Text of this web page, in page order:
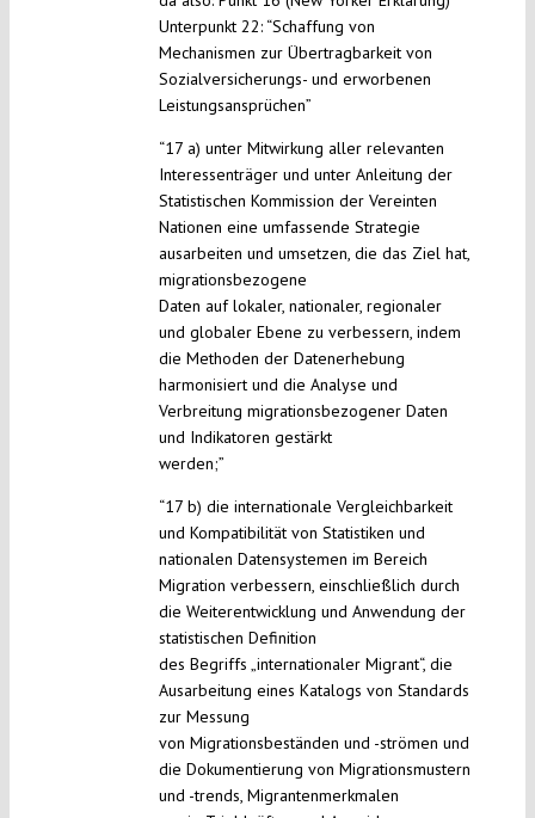
Unterpunkt 22: “Schaffung von
Mechanismen zur Übertragbarkeit von
Sozialversicherungs- und erworbenen
Leistungsansprüchen”
“17 a) unter Mitwirkung aller relevanten
Interessenträger und unter Anleitung der
Statistischen Kommission der Vereinten
Nationen eine umfassende Strategie
ausarbeiten und umsetzen, die das Ziel hat,
migrationsbezogene
Daten auf lokaler, nationaler, regionaler
und globaler Ebene zu verbessern, indem
die Methoden der Datenerhebung
harmonisiert und die Analyse und
Verbreitung migrationsbezogener Daten
und Indikatoren gestärkt
werden;”
“17 b) die internationale Vergleichbarkeit
und Kompatibilität von Statistiken und
nationalen Datensystemen im Bereich
Migration verbessern, einschließlich durch
die Weiterentwicklung und Anwendung der
statistischen Definition
des Begriffs „internationaler Migrant“, die
Ausarbeitung eines Katalogs von Standards
zur Messung
von Migrationsbeständen und -strömen und
die Dokumentierung von Migrationsmustern
und -trends, Migrantenmerkmalen